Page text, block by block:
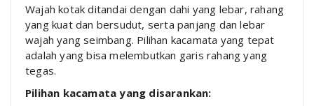
Wajah kotak ditandai dengan dahi yang lebar, rahang
yang kuat dan bersudut, serta panjang dan lebar
wajah yang seimbang. Pilihan kacamata yang tepat
adalah yang bisa melembutkan garis rahang yang
tegas.
Pilihan kacamata yang disarankan: